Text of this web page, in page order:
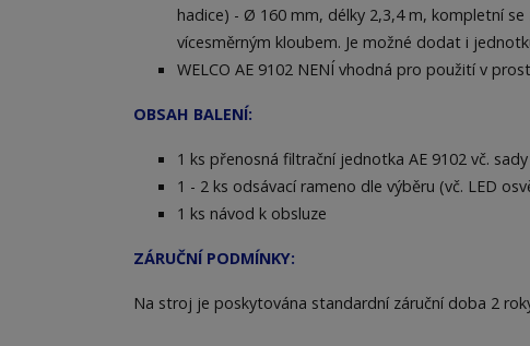
hadice) - Ø 160 mm, délky 2,3,4 m, kompletní
vícesměrným kloubem. Je možné dodat i
WELCO AE 9102 NENÍ vhodná pro použití v
OBSAH BALENÍ:
1 ks přenosná filtrační jednotka AE 9102 vč.
1 - 2 ks odsávací rameno dle výběru (vč. LED
1 ks návod k obsluze
ZÁRUČNÍ PODMÍNKY:
Na stroj je poskytována standardní záruční doba 2